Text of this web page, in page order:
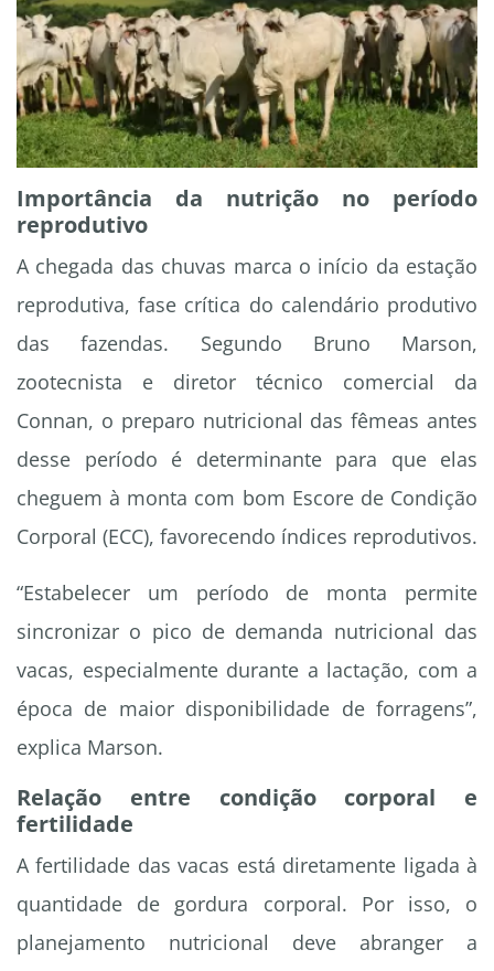
Importância da nutrição no período
reprodutivo
A chegada das chuvas marca o início da estação
reprodutiva, fase crítica do calendário produtivo
das fazendas. Segundo Bruno Marson,
zootecnista e diretor técnico comercial da
Connan, o preparo nutricional das fêmeas antes
desse período é determinante para que elas
cheguem à monta com bom Escore de Condição
Corporal (ECC), favorecendo índices reprodutivos.
“Estabelecer um período de monta permite
sincronizar o pico de demanda nutricional das
vacas, especialmente durante a lactação, com a
época de maior disponibilidade de forragens”,
explica Marson.
Relação entre condição corporal e
fertilidade
A fertilidade das vacas está diretamente ligada à
quantidade de gordura corporal. Por isso, o
planejamento nutricional deve abranger a